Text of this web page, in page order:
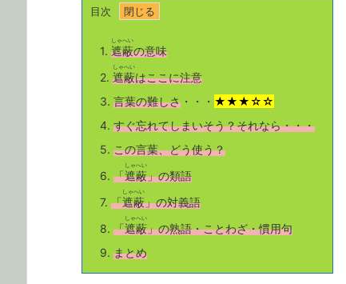
目次
1. 遮蔽
しゃへい
の意味
2. 遮蔽
しゃへい
はここに注意
3. 言葉の難しさ ・・・ ★★★☆☆
4. すぐ忘れてしまいそう？それなら・・・
5. この言葉、どう使う？
6. 「遮蔽
しゃへい
」の類語
7. 「遮蔽
しゃへい
」の対義語
8. 「遮蔽
しゃへい
」の熟語・ことわざ・慣用句
9. まとめ